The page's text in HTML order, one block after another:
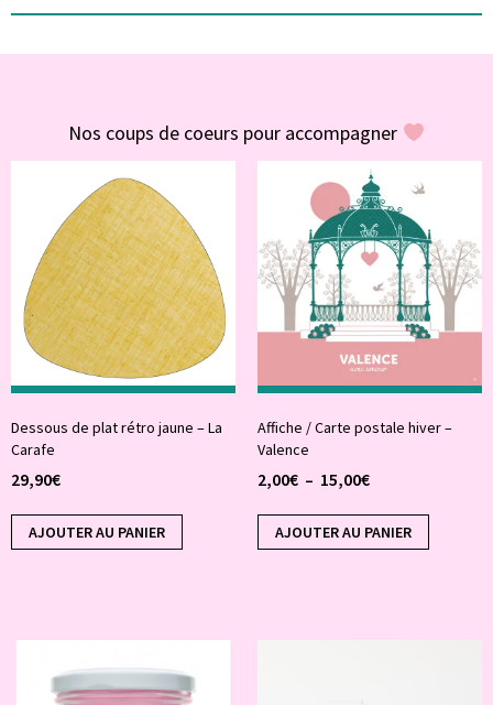
Nos coups de coeurs pour accompagner
Dessous de plat rétro jaune – La
Carafe
29,90€
AJOUTER AU PANIER
Affiche / Carte postale hiver –
Valence
2,00€ – 15,00€
AJOUTER AU PANIER